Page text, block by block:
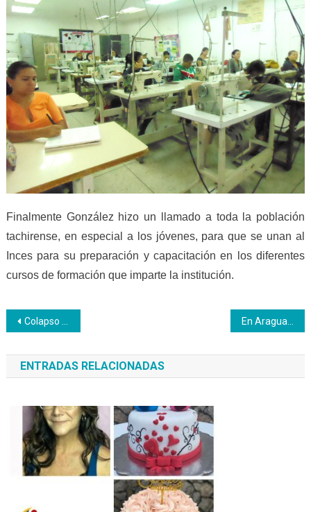
Finalmente González hizo un llamado a toda la población
tachirense, en especial a los jóvenes, para que se unan al
Inces para su preparación y capacitación en los diferentes
cursos de formación que imparte la institución.
Navegación
de
entradas
Colapso económico y crisis humanitaria instrumentos para la desestabilización de Venezuela En Aragua se dictó el taller Cría de Codornices
ENTRADAS RELACIONADAS